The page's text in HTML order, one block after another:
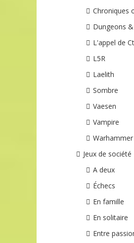
Chroniques
Dungeons
L'appel de
L5R
Laelith
Sombre
Vaesen
Vampire
Warhammer
Jeux de société
A deux
Échecs
En famille
En solitaire
Entre